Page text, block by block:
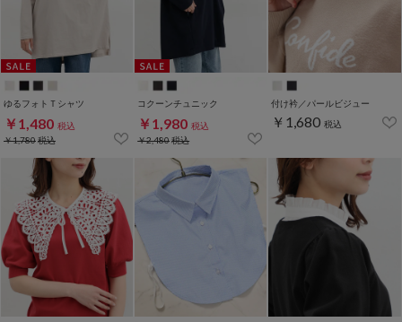
ゆるフォトＴシャツ
￥1,480 税込
￥1,780税込
コクーンチュニック
￥1,980 税込
￥2,480税込
付け衿／パールビジュー
￥1,680 税込